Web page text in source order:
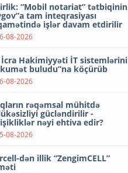
“Mobil notariat” tətbiqinin
tam inteqrasiyası
işlər davam etdirilir
08-2026
İcra Hakimiyyəti İT sistemlərini
buludu”na köçürüb
08-2026
rəqəmsal mühitdə
gücləndirilir -
nəyi ehtiva edir?
08-2026
dən illik “ZengimCELL”